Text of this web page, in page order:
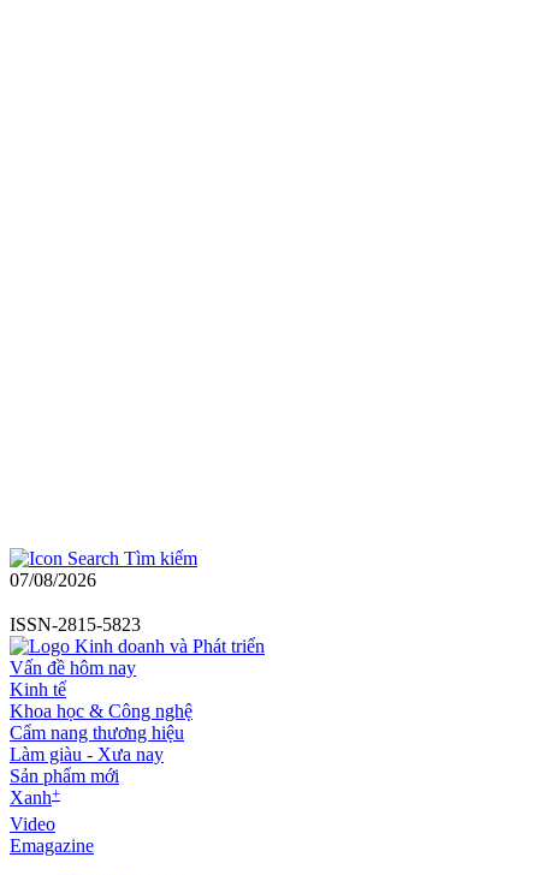
Tìm kiếm
07/08/2026
ISSN-2815-5823
Vấn đề hôm nay
Kinh tế
Khoa học & Công nghệ
Cẩm nang thương hiệu
Làm giàu - Xưa nay
Sản phẩm mới
Xanh+
Video
Emagazine